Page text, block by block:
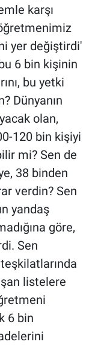
karşı
yer değiştirdi'
6 bin kişinin
bu yetki
Dünyanın
olan,
120 bin kişiyi
mi? Sen de
38 binden
verdin? Sen
yandaş
göre,
Sen
listelere
6 bin